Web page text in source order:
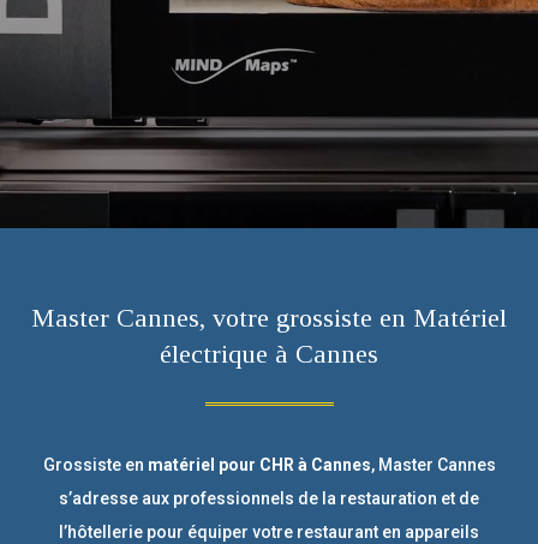
Master Cannes, votre grossiste en Matériel
électrique à Cannes
Grossiste en matériel pour CHR à Cannes, Master Cannes
s’adresse aux professionnels de la restauration et de
l’hôtellerie pour équiper votre restaurant en appareils